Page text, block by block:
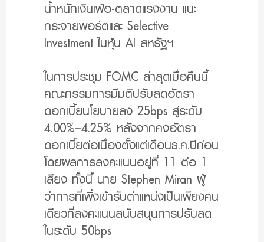
น้ำหนักเงินเฟ้อ-ตลาดแรงงาน แนะ
กระจายพอร์ตและ Selective
Investment ในหุ้น AI สหรัฐฯ
ในการประชุม FOMC ล่าสุดเมื่อคืนนี้
คณะกรรมการมีมติปรับลดอัตรา
ดอกเบี้ยนโยบายลง 25bps สู่ระดับ
4.00%–4.25% หลังจากคงอัตรา
ดอกเบี้ยต่อเนื่องตั้งแต่เดือนธ.ค.ปีก่อน
โดยผลการลงคะแนนอยู่ที่ 11 ต่อ 1
เสียง ทั้งนี้ นาย Stephen Miran ผู้
ว่าการที่เพิ่งเข้ารับตำแหน่งเป็นเพียงคน
เดียวที่ลงคะแนนสนับสนุนการปรับลด
ในระดับ 50bps